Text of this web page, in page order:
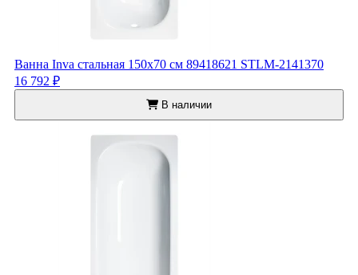
Ванна Inva стальная 150x70 см 89418621 STLM-2141370
16 792 ₽
В наличии